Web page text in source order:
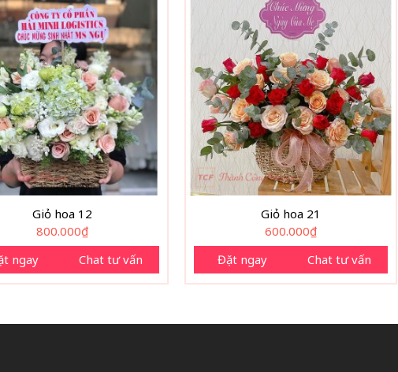
Giỏ hoa 12
800.000₫
ngay
Chat tư vấn
Giỏ hoa 21
600.000₫
Đặt ngay
Chat tư vấn